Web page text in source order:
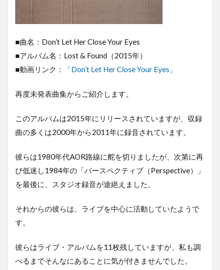
■曲名：Don’t Let Her Close Your Eyes
■アルバム名：Lost & Found（2015年）
■動画リンク：
「Don’t Let Her Close Your Eyes」
再度未発表曲集からご紹介します。
このアルバムは2015年にリリースされていますが、収録
曲の多くは2000年から2011年に録音されています。
彼らは1980年代AOR路線に舵を切りましたが、次第に再
び低迷し1984年の「パースペクティブ（Perspective）」
を最後に、スタジオ録音が途絶えました。
それからの彼らは、ライブを中心に活動していたようで
す。
彼らはライブ・アルバムを11枚残していますが、私も調
べるまでそんなにあることに気が付きませんでした。